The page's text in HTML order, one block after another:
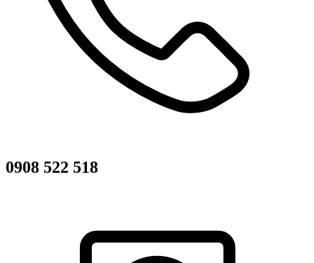
0908 522 518